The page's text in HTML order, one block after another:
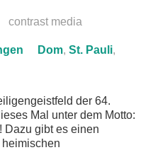
contrast media
Dom, St. Pauli,
der 64.
Mal unter dem Motto:
Dazu gibt es einen
heimischen